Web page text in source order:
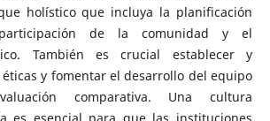
holístico que incluya la planificación
de la comunidad y el
También es crucial establecer y
y fomentar el desarrollo del equipo
comparativa. Una cultura